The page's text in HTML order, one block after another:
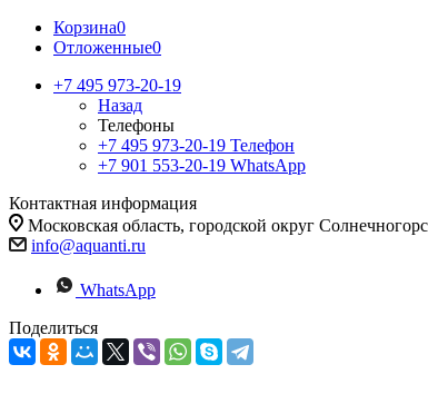
Корзина0
Отложенные0
+7 495 973-20-19
Назад
Телефоны
+7 495 973-20-19 Телефон
+7 901 553-20-19 WhatsApp
Контактная информация
Московская область, городской округ
info@aquanti.ru
WhatsApp
Поделиться